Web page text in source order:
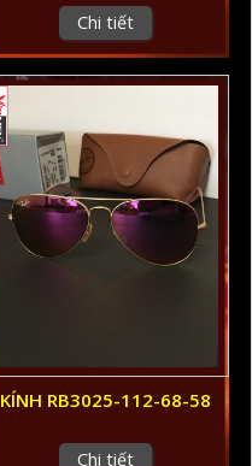
Chi tiết
KÍNH RB3025-112-68-58
Chi tiết